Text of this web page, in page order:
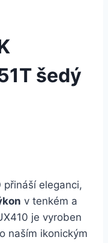
šedý
přináší eleganci,
v tenkém a
je vyroben
naším ikonickým